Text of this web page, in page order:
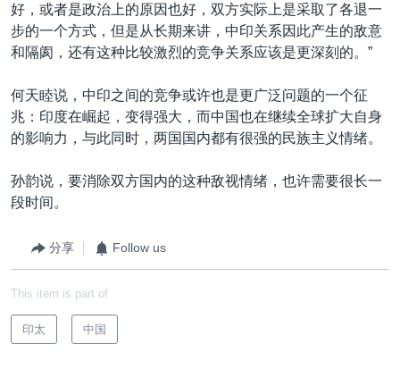
好，或者是政治上的原因也好，双方实际上是采取了各退一
步的一个方式，但是从长期来讲，中印关系因此产生的敌意
和隔阂，还有这种比较激烈的竞争关系应该是更深刻的。”
何天睦说，中印之间的竞争或许也是更广泛问题的一个征
兆：印度在崛起，变得强大，而中国也在继续全球扩大自身
的影响力，与此同时，两国国内都有很强的民族主义情绪。
孙韵说，要消除双方国内的这种敌视情绪，也许需要很长一
段时间。
分享 Follow us
This item is part of
印太 中国